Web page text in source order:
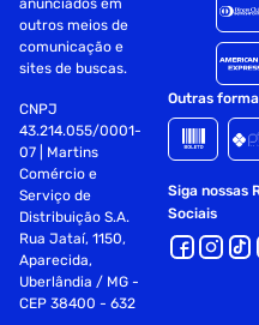
anunciados em
outros meios de
comunicação e
sites de buscas.
CNPJ
43.214.055/0001-
07 | Martins
Comércio e
Serviço de
Distribuição S.A.
Rua Jataí, 1150,
Aparecida,
Uberlândia / MG -
CEP 38400 - 632
Outras
Siga nossas
Sociais